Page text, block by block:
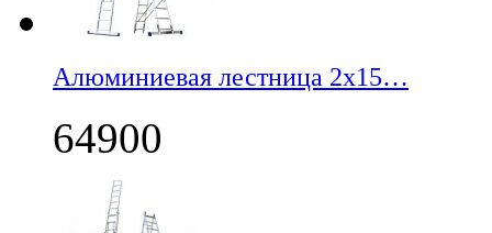
Алюминиевая лестница 2х15…
64900